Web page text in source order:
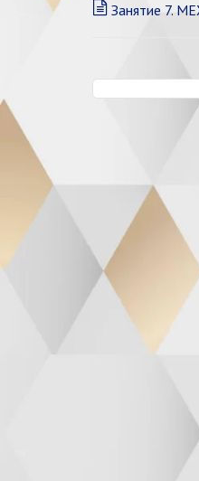
Занятие 7.